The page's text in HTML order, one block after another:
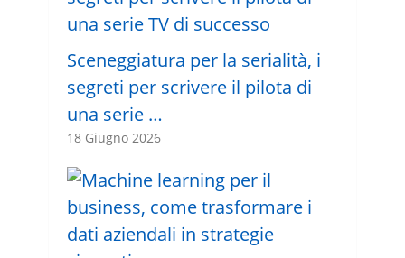
Sceneggiatura per la serialità, i
segreti per scrivere il pilota di
una serie …
18 Giugno 2026